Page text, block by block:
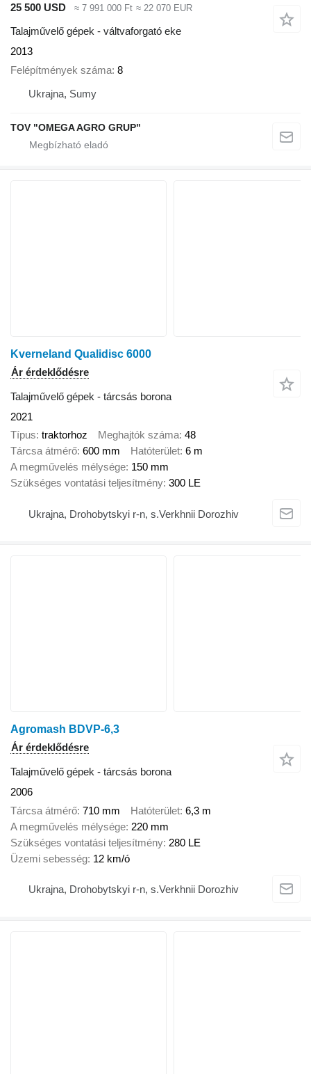
25 500 USD
≈ 7 991 000 Ft ≈ 22 070 EUR
Talajművelő gépek - váltvaforgató eke
2013
Felépítmények száma 8
Ukrajna, Sumy
TOV "OMEGA AGRO GRUP"
Kverneland Qualidisc 6000
Ár érdeklődésre
Talajművelő gépek - tárcsás borona
2021
Típus traktorhoz Meghajtók száma 48
Tárcsa átmérő 600 mm Hatóterület 6 m
A megművelés mélysége 150 mm
Szükséges vontatási teljesítmény 300 LE
Ukrajna, Drohobytskyi r-n, s.Verkhnii Dorozhiv
Agromash BDVP-6,3
Ár érdeklődésre
Talajművelő gépek - tárcsás borona
2006
Tárcsa átmérő 710 mm Hatóterület 6,3 m
A megművelés mélysége 220 mm
Szükséges vontatási teljesítmény 280 LE
Üzemi sebesség 12 km/ó
Ukrajna, Drohobytskyi r-n, s.Verkhnii Dorozhiv